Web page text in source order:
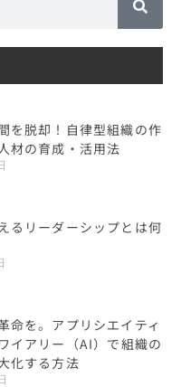
を脱却！自律型組織の作
材の育成・活用法
るリーダーシップとは何
命を。アプリシエイティ
イアリー（AI）で組織の
化する方法